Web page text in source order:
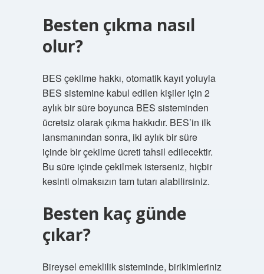
Besten çıkma nasıl
olur?
BES çekilme hakkı, otomatik kayıt yoluyla
BES sistemine kabul edilen kişiler için 2
aylık bir süre boyunca BES sisteminden
ücretsiz olarak çıkma hakkıdır. BES’in ilk
lansmanından sonra, iki aylık bir süre
içinde bir çekilme ücreti tahsil edilecektir.
Bu süre içinde çekilmek isterseniz, hiçbir
kesinti olmaksızın tam tutarı alabilirsiniz.
Besten kaç günde
çıkar?
Bireysel emeklilik sisteminde, birikimleriniz